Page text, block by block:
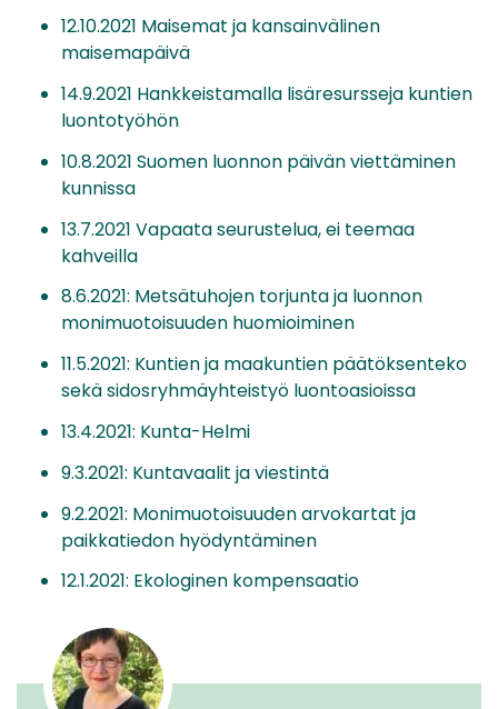
12.10.2021 Maisemat ja kansainvälinen
maisemapäivä
14.9.2021 Hankkeistamalla lisäresursseja kuntien
luontotyöhön
10.8.2021 Suomen luonnon päivän viettäminen
kunnissa
13.7.2021 Vapaata seurustelua, ei teemaa
kahveilla
8.6.2021: Metsätuhojen torjunta ja luonnon
monimuotoisuuden huomioiminen
11.5.2021: Kuntien ja maakuntien päätöksenteko
sekä sidosryhmäyhteistyö luontoasioissa
13.4.2021: Kunta-Helmi
9.3.2021: Kuntavaalit ja viestintä
9.2.2021: Monimuotoisuuden arvokartat ja
paikkatiedon hyödyntäminen
12.1.2021: Ekologinen kompensaatio